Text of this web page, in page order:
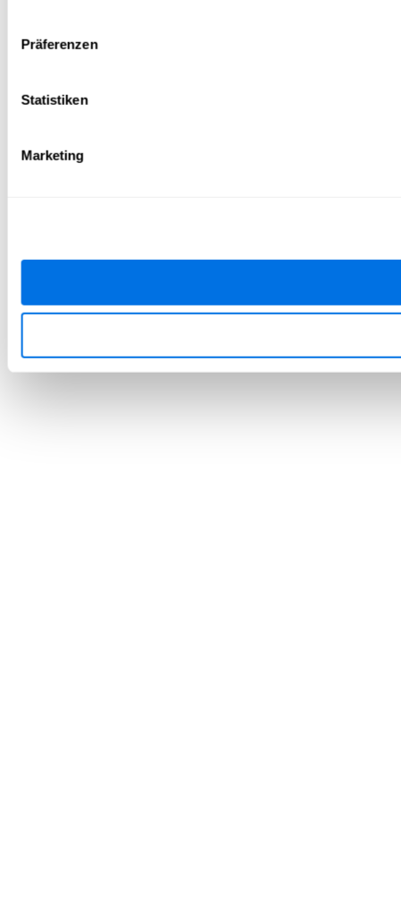
Präferenzen
Statistiken
Marketing